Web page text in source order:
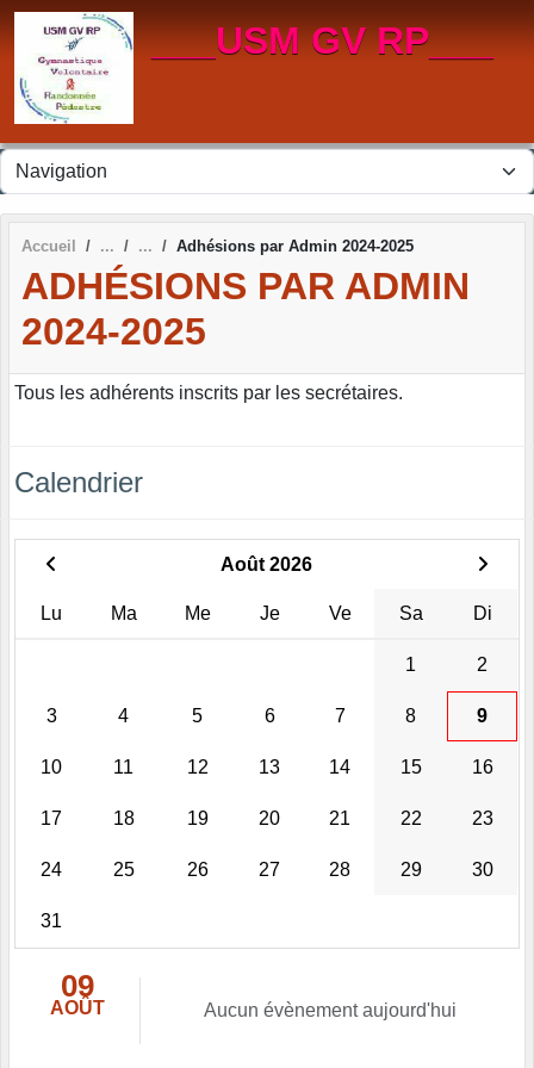
___USM GV RP___
Accueil Adhésions par Admin 2024-2025
ADHÉSIONS PAR ADMIN
2024-2025
Tous les adhérents inscrits par les secrétaires.
Calendrier
Août 2026
Lu Ma Me Je Ve Sa Di
1 2
3 4 5 6 7 8 9
10 11 12 13 14 15 16
17 18 19 20 21 22 23
24 25 26 27 28 29 30
31
09
AOÛT Aucun évènement aujourd'hui
Panneau de gestion des cookies